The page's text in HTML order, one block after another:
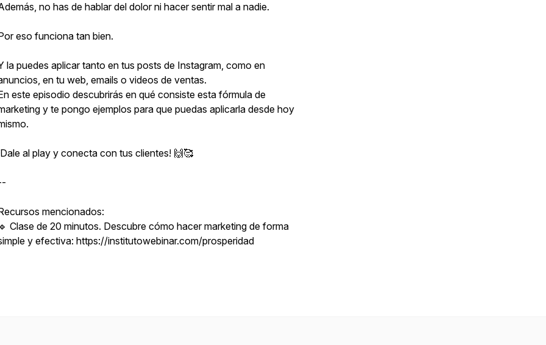
no has de hablar del dolor ni hacer sentir mal a nadie.
eso funciona tan bien.
la puedes aplicar tanto en tus posts de Instagram, como en
en tu web, emails o videos de ventas.
este episodio descubrirás en qué consiste esta fórmula de
y te pongo ejemplos para que puedas aplicarla desde hoy
al play y conecta con tus clientes! 🙌🥰
mencionados:
🔹 Clase de 20 minutos. Descubre cómo hacer marketing de forma
y efectiva: https://institutowebinar.com/prosperidad